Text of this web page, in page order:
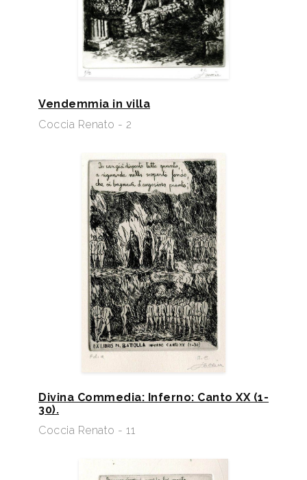
Vendemmia in villa
Coccia Renato - 2
Divina Commedia: Inferno: Canto XX (1-
30).
Coccia Renato - 11